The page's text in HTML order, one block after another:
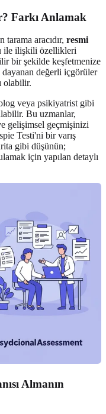
Farkı Anlamak
aracıdır, resmi
ile ilişkili özellikleri
bir şekilde keşfetmenize
dayanan değerli içgörüler
olabilir.
veya psikiyatrist gibi
Bu uzmanlar,
gelişimsel geçmişinizi
Testi'ni bir varış
gibi düşünün;
için yapılan detaylı
Almanın